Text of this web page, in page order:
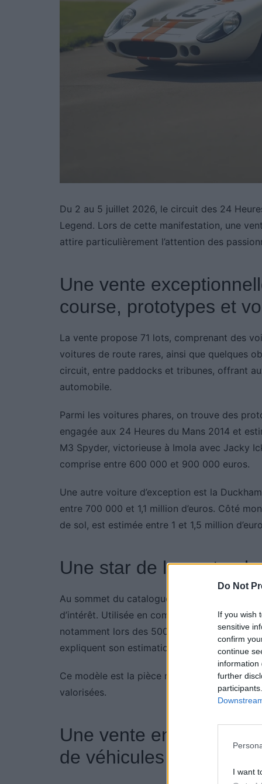
Do Not
If you wish
sensitive
confirm
continue
information
further
I want
Du 2 au 5 juillet 2026, le circuit des 24
Legend. Lors de cette manifestation, une
attire particulièrement l’attention des
Une vente
course, prototypes et
La vente propose 71 lots, comprenant des
voitures de route rares, ainsi que quelques
circuit, entre paddocks et tribunes, offrant
automobile.
Parmi les voitures phares, on trouve des
engagée aux 24 Heures du Mans 2014 et
M3 Spyder, victorieuse à Imola avec Jacky
comprise entre 600 000 et 900 000 euros.
Une autre voiture d’exception est la
entre 700 000 et 1,1 million d’euros. Côté
de sol, est estimée entre 1 et 1,5 million
Une star de la vente :
Au sommet du catalogue, une Porsche 906
d’intérêt. Utilisée en compétition dans les
notamment lors des 500 km d’Imola en
expliquent son estimation entre 1,8 et 2,2
Ce modèle est la pièce maîtresse de la
valorisées.
Une vente en ligne
de véhicules